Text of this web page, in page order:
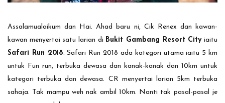
Assalamualaikum dan Hai. Ahad baru ni, Cik Renex dan kawan-
kawan menyertai satu larian di Bukit Gambang Resort Cityiaitu
Safari Run 2018. Safari Run 2018 ada kategori utama iaitu 5 km
untuk Fun run, terbuka dewasa dan kanak-kanak dan 10km untuk
kategori terbuka dan dewasa. CR menyertai larian 5km terbuka
sahaja. Tak mampu weh nak ambil 10km. Nanti tak pasal-pasal je